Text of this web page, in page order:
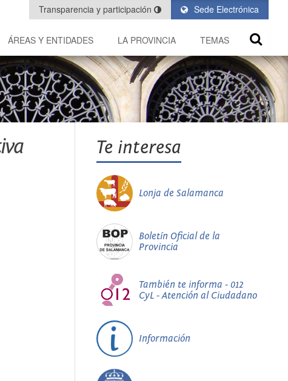
Sede Electrónica
Transparencia y participación
ÁREAS Y ENTIDADES LA PROVINCIA TEMAS
Te interesa
Lonja de Salamanca
Boletín Oficial de la
Provincia
También te informa - 012
CyL - Atención al Ciudadano
Información